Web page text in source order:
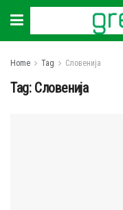
Home Tag Словенија
Tag: Словенија